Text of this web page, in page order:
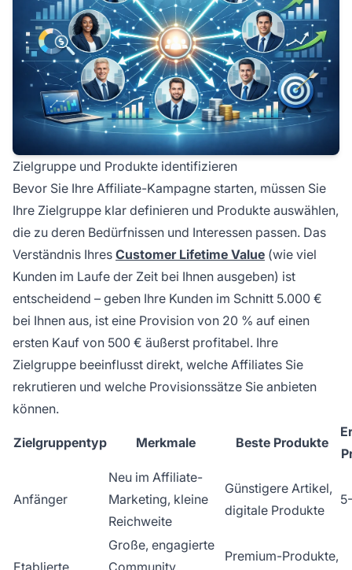
Zielgruppe und Produkte identifizieren
Bevor Sie Ihre Affiliate-Kampagne starten, müssen Sie
Ihre Zielgruppe klar definieren und Produkte auswählen,
die zu deren Bedürfnissen und Interessen passen. Das
Verständnis Ihres Customer Lifetime Value (wie viel
Kunden im Laufe der Zeit bei Ihnen ausgeben) ist
entscheidend – geben Ihre Kunden im Schnitt 5.000 €
bei Ihnen aus, ist eine Provision von 20 % auf einen
ersten Kauf von 500 € äußerst profitabel. Ihre
Zielgruppe beeinflusst direkt, welche Affiliates Sie
rekrutieren und welche Provisionssätze Sie anbieten
können.
Zielgruppentyp Merkmale Beste Produkte
Anfänger
Neu im Affiliate-
Marketing, kleine
Reichweite
Günstigere Artikel,
digitale Produkte
Große, engagierte
Premium-Produkte,